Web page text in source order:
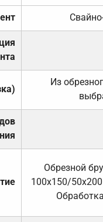
Из
Обрезной
100х150/